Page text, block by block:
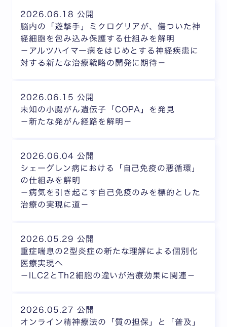
2026.06.18 公開
脳内の「遊撃手」ミクログリアが、傷ついた神
経細胞を包み込み保護する仕組みを解明
－アルツハイマー病をはじめとする神経疾患に
対する新たな治療戦略の開発に期待－
2026.06.15 公開
未知の小腸がん遺伝子「COPA」を発見
－新たな発がん経路を解明－
2026.06.04 公開
シェーグレン病における「自己免疫の悪循環」
の仕組みを解明
－病気を引き起こす自己免疫のみを標的とした
治療の実現に道－
2026.05.29 公開
重症喘息の2型炎症の新たな理解による個別化
医療実現へ
－ILC2とTh2細胞の違いが治療効果に関連－
2026.05.27 公開
オンライン精神療法の「質の担保」と「普及」